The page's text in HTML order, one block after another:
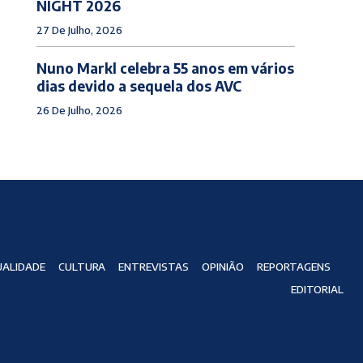
NIGHT 2026
27 De Julho, 2026
Nuno Markl celebra 55 anos em vários
dias devido a sequela dos AVC
26 De Julho, 2026
CULTURA ENTREVISTAS OPINIÃO
REPORTAGENS
EDITORIAL